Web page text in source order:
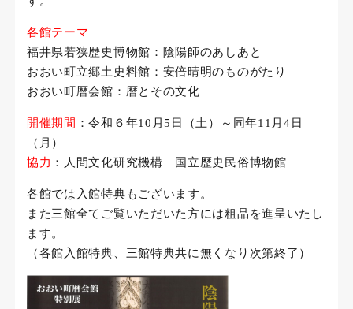
各館テーマ
福井県若狭歴史博物館：陰陽師のあしあと
おおい町立郷土史料館：安倍晴明のものがたり
おおい町暦会館：暦とその文化
開催期間 ：令和６年10月5日（土）～同年11月4日
（月）
協力 ：人間文化研究機構 国立歴史民俗博物館
各館では入館特典もございます。
また三館全てご覧いただいた方には粗品を進呈いたし
ます。
（各館入館特典、三館特典共に無くなり次第終了）